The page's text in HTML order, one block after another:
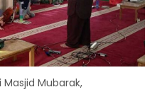
Masjid Mubarak,